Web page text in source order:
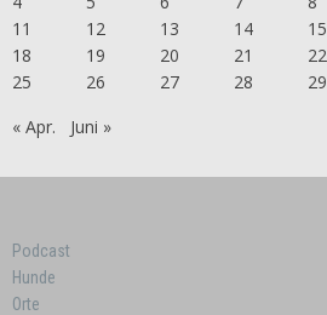
11
12 13 14 15
18
19 20 21 22
25
26 27 28 29
« Apr.
Juni »
Podcast
Hunde
Orte